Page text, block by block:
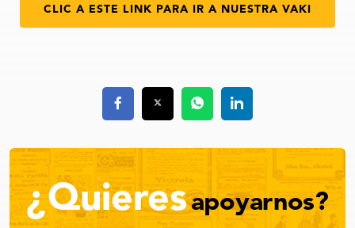
CLIC A ESTE LINK PARA IR A NUESTRA VAKI
¿Quieresapoyarnos?